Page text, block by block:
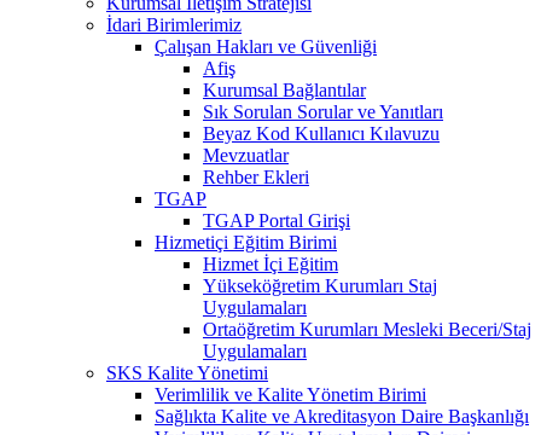
İdari Birimlerimiz
Çalışan Hakları ve Güvenliği
Afiş
Kurumsal Bağlantılar
Sık Sorulan Sorular ve Yanıtları
Beyaz Kod Kullanıcı Kılavuzu
Mevzuatlar
Rehber Ekleri
TGAP
TGAP Portal Girişi
Hizmetiçi Eğitim Birimi
Hizmet İçi Eğitim
Yükseköğretim Kurumları Staj
Uygulamaları
Ortaöğretim Kurumları Mesleki Beceri/Staj
Uygulamaları
SKS Kalite Yönetimi
Verimlilik ve Kalite Yönetim Birimi
Sağlıkta Kalite ve Akreditasyon Daire Başkanlığı